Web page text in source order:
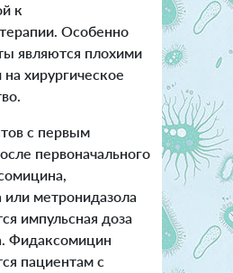
к
Особенно
являются плохими
хирургическое
с первым
первоначального
или метронидазола
импульсная доза
Фидаксомицин
пациентам с